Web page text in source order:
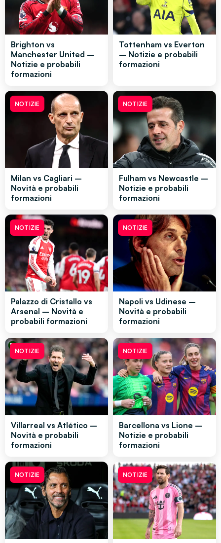
Brighton vs
Manchester United –
Notizie e probabili
formazioni
Tottenham vs Everton
– Notizie e probabili
formazioni
NOTIZIE
Milan vs Cagliari –
Novità e probabili
formazioni
NOTIZIE
Fulham vs Newcastle –
Notizie e probabili
formazioni
NOTIZIE
Palazzo di Cristallo vs
Arsenal – Novità e
probabili formazioni
NOTIZIE
Napoli vs Udinese –
Novità e probabili
formazioni
NOTIZIE
Villarreal vs Atlético –
Novità e probabili
formazioni
NOTIZIE
Barcellona vs Lione –
Notizie e probabili
formazioni
NOTIZIE NOTIZIE